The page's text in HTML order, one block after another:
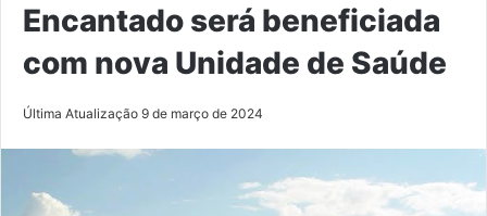
Encantado será beneficiada
com nova Unidade de Saúde
Última Atualização 9 de março de 2024